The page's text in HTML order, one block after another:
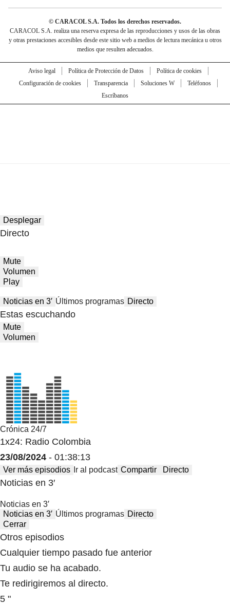
© CARACOL S.A. Todos los derechos reservados.
CARACOL S.A. realiza una reserva expresa de las reproducciones y usos de las obras
y otras prestaciones accesibles desde este sitio web a medios de lectura mecánica u otros
medios que resulten adecuados.
Aviso legal Política de Protección de Datos
Política de cookies
Configuración de cookies
Transparencia Soluciones W
Teléfonos
Escríbanos
Desplegar
Directo
Mute
Volumen
Play
Noticias en 3′ Últimos programas Directo
Estas escuchando
Mute
Volumen
Crónica 24/7
1x24: Radio Colombia
23/08/2024 - 01:38:13
Ver más episodios Ir al podcast Compartir Directo
Noticias en 3′
Noticias en 3′
Noticias en 3′ Últimos programas Directo
Cerrar
Otros episodios
Cualquier tiempo pasado fue anterior
Tu audio se ha acabado.
Te redirigiremos al directo.
5 "